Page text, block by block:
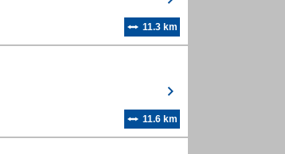
11.3 km
11.6 km